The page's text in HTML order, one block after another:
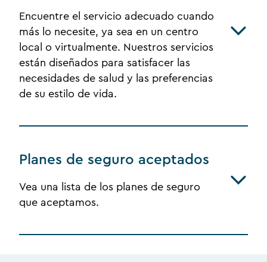
Encuentre el servicio adecuado cuando
más lo necesite, ya sea en un centro
local o virtualmente. Nuestros servicios
están diseñados para satisfacer las
necesidades de salud y las preferencias
de su estilo de vida.
Planes de seguro aceptados
Vea una lista de los planes de seguro
que aceptamos.